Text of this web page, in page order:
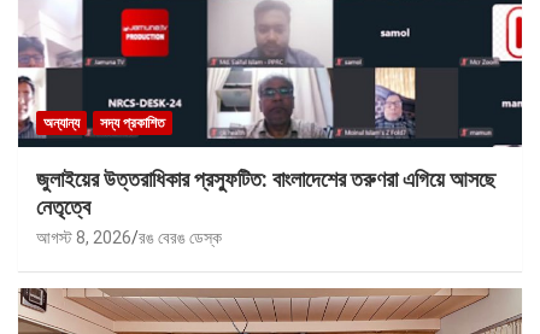
অন্যান্য সদ্য প্রকাশিত
জুলাইয়ের উত্তরাধিকার প্রস্ফুটিত: বাংলাদেশের তরুণরা এগিয়ে আসছে
নেতৃত্বে
আগস্ট 8, 2026 রঙ বেরঙ ডেস্ক